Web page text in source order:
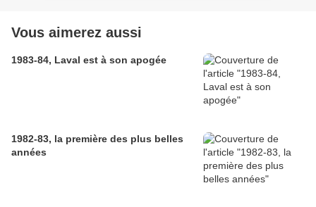
Vous aimerez aussi
1983-84, Laval est à son apogée
1982-83, la première des plus belles
années